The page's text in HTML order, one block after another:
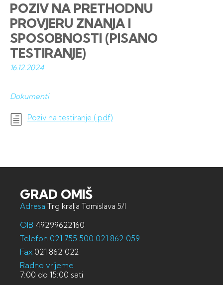
POZIV NA PRETHODNU
PROVJERU ZNANJA I
SPOSOBNOSTI (PISANO
TESTIRANJE)
16.12.2024
Dokumenti
Poziv na testiranje (.pdf)
GRAD OMIŠ
Adresa Trg kralja Tomislava 5/I
OIB 49299622160
Telefon 021 755 500 021 862 059
Fax 021 862 022
Radno vrijeme
7:00 do 15:00 sati